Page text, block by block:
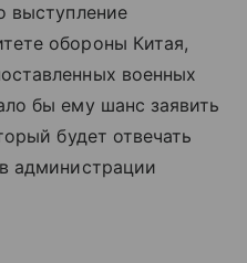
выступление
обороны Китая,
военных
бы ему шанс заявить
будет отвечать
администрации